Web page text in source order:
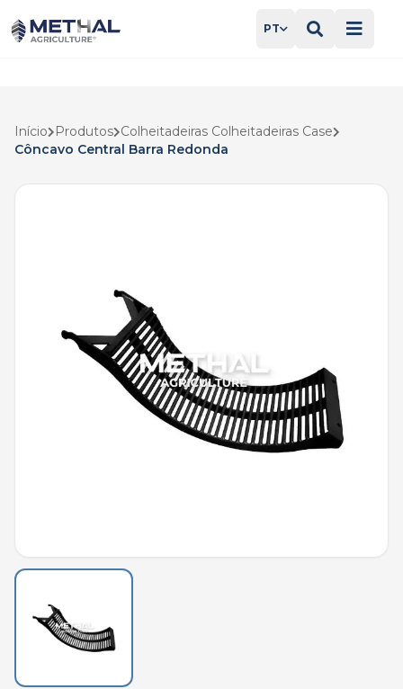
PT
Início Produtos Colheitadeiras Colheitadeiras Case
Côncavo Central Barra Redonda